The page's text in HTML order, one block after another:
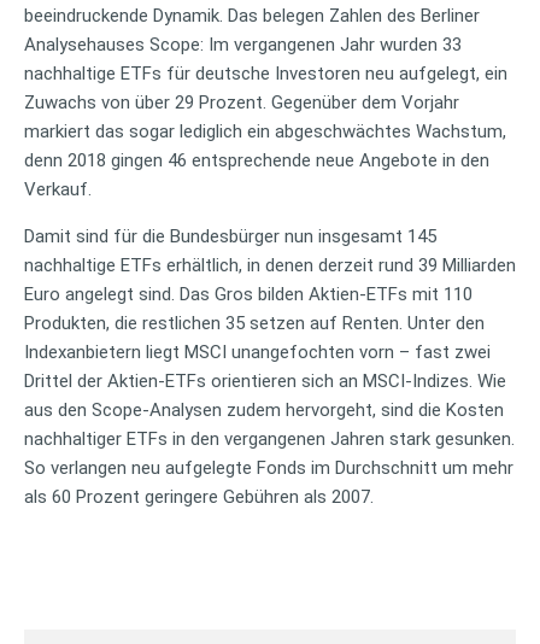
beeindruckende Dynamik. Das belegen Zahlen des Berliner
Analysehauses Scope: Im vergangenen Jahr wurden 33
nachhaltige ETFs für deutsche Investoren neu aufgelegt, ein
Zuwachs von über 29 Prozent. Gegenüber dem Vorjahr
markiert das sogar lediglich ein abgeschwächtes Wachstum,
denn 2018 gingen 46 entsprechende neue Angebote in den
Verkauf.
Damit sind für die Bundesbürger nun insgesamt 145
nachhaltige ETFs erhältlich, in denen derzeit rund 39 Milliarden
Euro angelegt sind. Das Gros bilden Aktien-ETFs mit 110
Produkten, die restlichen 35 setzen auf Renten. Unter den
Indexanbietern liegt MSCI unangefochten vorn – fast zwei
Drittel der Aktien-ETFs orientieren sich an MSCI-Indizes. Wie
aus den Scope-Analysen zudem hervorgeht, sind die Kosten
nachhaltiger ETFs in den vergangenen Jahren stark gesunken.
So verlangen neu aufgelegte Fonds im Durchschnitt um mehr
als 60 Prozent geringere Gebühren als 2007.